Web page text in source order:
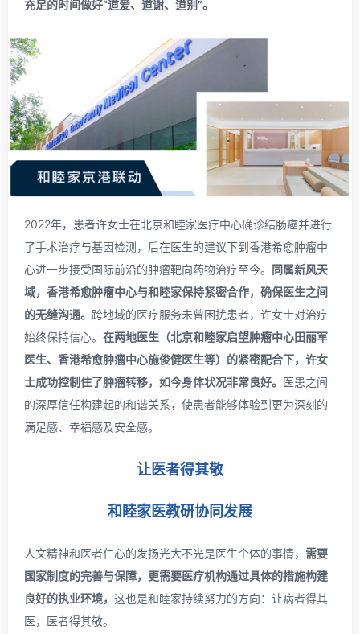
充足的时间做好“道爱、道谢、道别”。
2022年，患者许女士在北京和睦家医疗中心确诊结肠癌并进行
了手术治疗与基因检测，后在医生的建议下到香港希愈肿瘤中
心进一步接受国际前沿的肿瘤靶向药物治疗至今。 同属新风天
域，香港希愈肿瘤中心与和睦家保持紧密合作，确保医生之间
的无缝沟通。 跨地域的医疗服务未曾困扰患者，许女士对治疗
始终保持信心。 在两地医生（北京和睦家启望肿瘤中心田丽军
医生、香港希愈肿瘤中心施俊健医生等）的紧密配合下，许女
士成功控制住了肿瘤转移，如今身体状况非常良好。 医患之间
的深厚信任构建起的和谐关系，使患者能够体验到更为深刻的
满足感、幸福感及安全感。
让医者得其敬
和睦家医教研协同发展
人文精神和医者仁心的发扬光大不光是医生个体的事情， 需要
国家制度的完善与保障，更需要医疗机构通过具体的措施构建
良好的执业环境， 这也是和睦家持续努力的方向：让病者得其
医，医者得其敬。